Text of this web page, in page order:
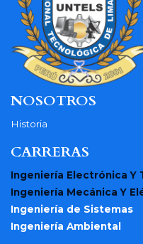
NOSOTROS
Historia
CARRERAS
Ingeniería Electrónica Y
Ingeniería Mecánica Y
Ingeniería de Sistemas
Ingeniería Ambiental